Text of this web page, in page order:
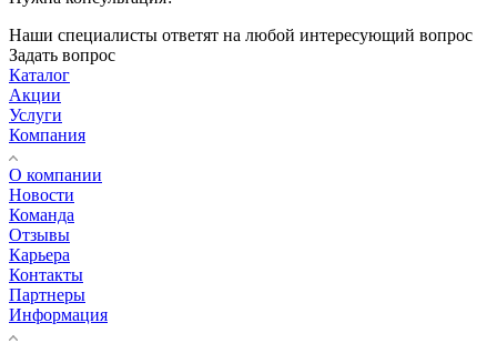
Наши специалисты ответят на любой интересующий вопрос
Задать вопрос
Каталог
Акции
Услуги
Компания
О компании
Новости
Команда
Отзывы
Карьера
Контакты
Партнеры
Информация